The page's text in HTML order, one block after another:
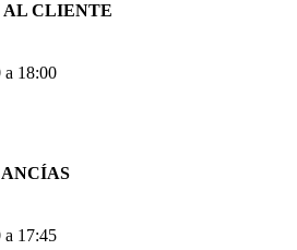
AL CLIENTE
a 18:00
a 17:45